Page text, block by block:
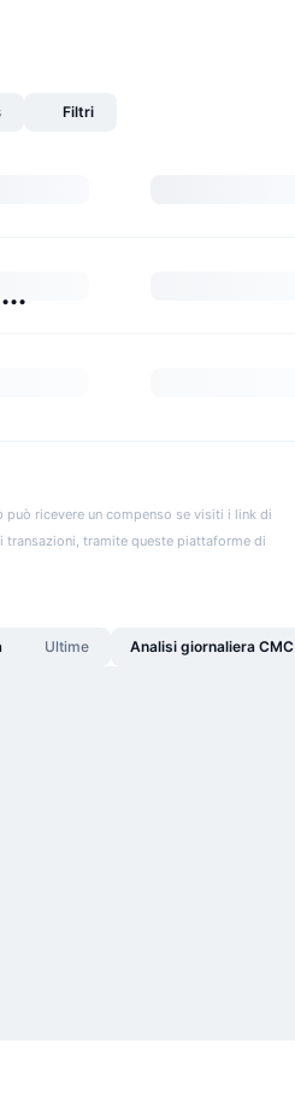
Filtri
può ricevere un compenso se visiti i link di
transazioni, tramite queste piattaforme di
Ultime Analisi giornaliera CMC